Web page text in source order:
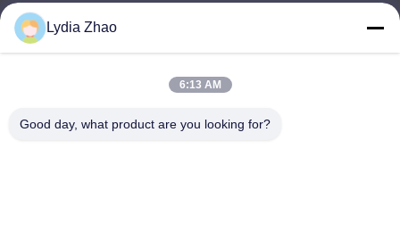
jesingd@vip.sina.com
Lydia Zhao
6:13 AM
Good day, what product are you looking for?